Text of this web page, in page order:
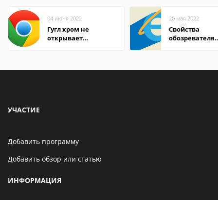
04 июня 2022
Гугл хром не
открывает
20 мая 2022
Свойства
обозревателя
УЧАСТИЕ
Добавить программу
Добавить обзор или статью
ИНФОРМАЦИЯ